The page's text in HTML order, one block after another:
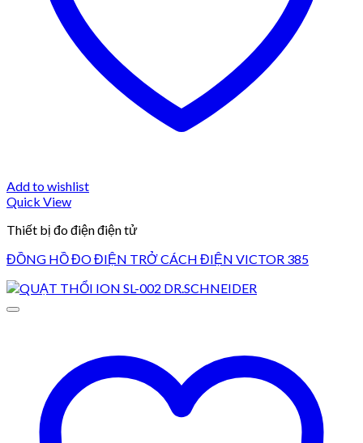
Add to wishlist
Quick View
Thiết bị đo điện điện tử
ĐỒNG HỒ ĐO ĐIỆN TRỞ CÁCH ĐIỆN VICTOR 385